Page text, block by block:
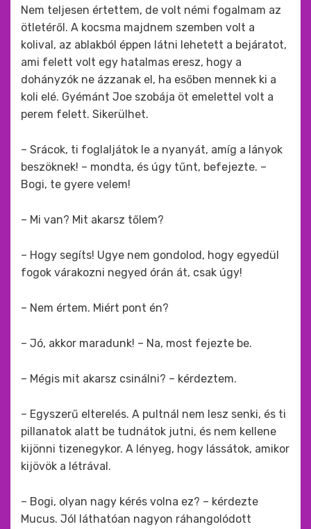
Nem teljesen értettem, de volt némi fogalmam az
ötletéről. A kocsma majdnem szemben volt a
kolival, az ablakból éppen látni lehetett a bejáratot,
ami felett volt egy hatalmas eresz, hogy a
dohányzók ne ázzanak el, ha esőben mennek ki a
koli elé. Gyémánt Joe szobája öt emelettel volt a
perem felett. Sikerülhet.
– Srácok, ti foglaljátok le a nyanyát, amíg a lányok
beszöknek! – mondta, és úgy tűnt, befejezte. –
Bogi, te gyere velem!
– Mi van? Mit akarsz tőlem?
– Hogy segíts! Ugye nem gondolod, hogy egyedül
fogok várakozni negyed órán át, csak úgy!
– Nem értem. Miért pont én?
– Jó, akkor maradunk! – Na, most fejezte be.
– Mégis mit akarsz csinálni? – kérdeztem.
– Egyszerű elterelés. A pultnál nem lesz senki, és ti
pillanatok alatt be tudnátok jutni, és nem kellene
kijönni tizenegykor. A lényeg, hogy lássátok, amikor
kijövök a létrával.
– Bogi, olyan nagy kérés volna ez? – kérdezte
Mucus. Jól láthatóan nagyon ráhangolódott